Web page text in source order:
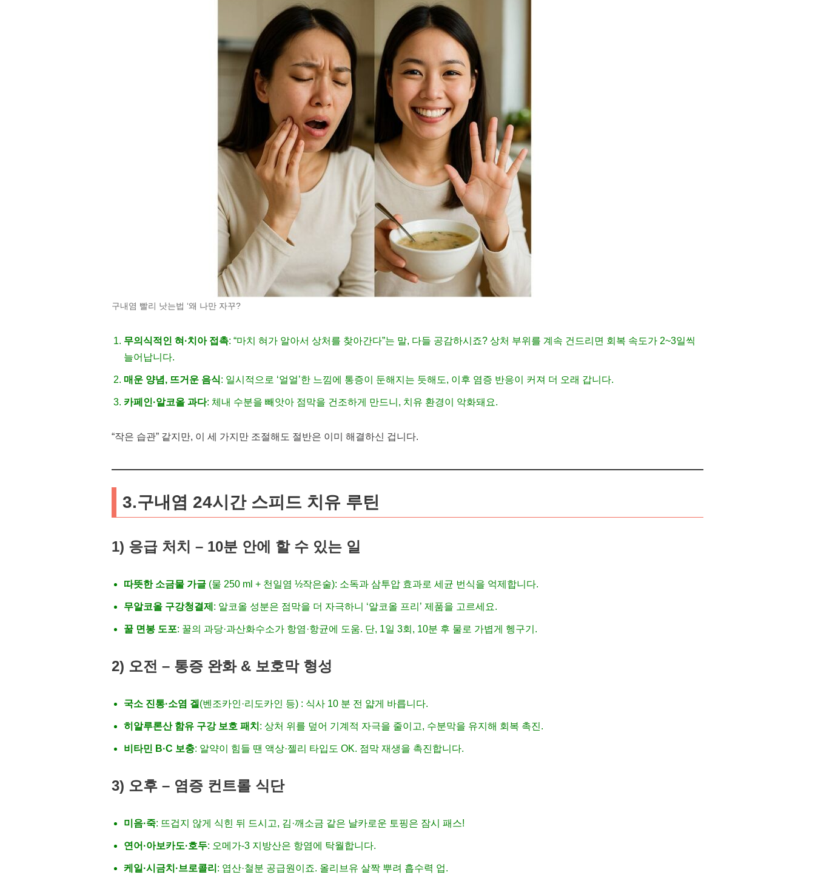
구내염 빨리 낫는법 ‘왜 나만 자꾸?
무의식적인 혀·치아 접촉: “마치 혀가 알아서 상처를 찾아간다”는 말, 다들 공감하시죠? 상처 부위를 계속 건드리면 회복 속도가 2~3일씩
늘어납니다.
매운 양념, 뜨거운 음식: 일시적으로 ‘얼얼’한 느낌에 통증이 둔해지는 듯해도, 이후 염증 반응이 커져 더 오래 갑니다.
카페인·알코올 과다: 체내 수분을 빼앗아 점막을 건조하게 만드니, 치유 환경이 악화돼요.
“작은 습관” 같지만, 이 세 가지만 조절해도 절반은 이미 해결하신 겁니다.
3.구내염 24시간 스피드 치유 루틴
1) 응급 처치 – 10분 안에 할 수 있는 일
따뜻한 소금물 가글(물 250 ml + 천일염 ½작은술): 소독과 삼투압 효과로 세균 번식을 억제합니다.
무알코올 구강청결제 : 알코올 성분은 점막을 더 자극하니 ‘알코올 프리’ 제품을 고르세요.
꿀 면봉 도포: 꿀의 과당·과산화수소가 항염·항균에 도움. 단, 1일 3회, 10분 후 물로 가볍게 헹구기.
2) 오전 – 통증 완화 & 보호막 형성
국소 진통·소염 겔 (벤조카인·리도카인 등) : 식사 10 분 전 얇게 바릅니다.
히알루론산 함유 구강 보호 패치 : 상처 위를 덮어 기계적 자극을 줄이고, 수분막을 유지해 회복 촉진.
비타민 B·C 보충: 알약이 힘들 땐 액상·젤리 타입도 OK. 점막 재생을 촉진합니다.
3) 오후 – 염증 컨트롤 식단
미음·죽: 뜨겁지 않게 식힌 뒤 드시고, 김·깨소금 같은 날카로운 토핑은 잠시 패스!
연어·아보카도·호두: 오메가-3 지방산은 항염에 탁월합니다.
케일·시금치·브로콜리 : 엽산·철분 공급원이죠. 올리브유 살짝 뿌려 흡수력 업.